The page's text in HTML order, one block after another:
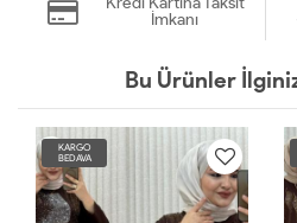
İmkanı
Bu Ürünler
KARGO
BEDAVA